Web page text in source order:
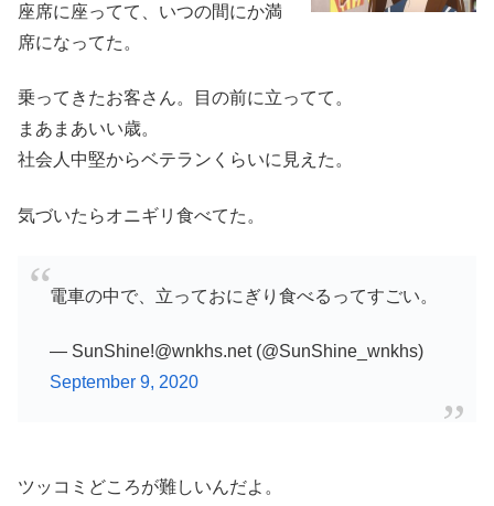
座席に座ってて、いつの間にか満
席になってた。
乗ってきたお客さん。目の前に立ってて。
まあまあいい歳。
社会人中堅からベテランくらいに見えた。
気づいたらオニギリ食べてた。
電車の中で、立っておにぎり食べるってすごい。
— SunShine!@wnkhs.net (@SunShine_wnkhs)
September 9, 2020
ツッコミどころが難しいんだよ。